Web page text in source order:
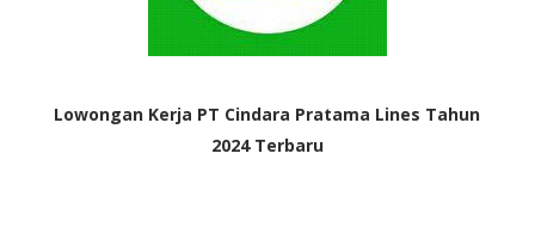
Lowongan Kerja PT Cindara Pratama Lines Tahun
2024 Terbaru